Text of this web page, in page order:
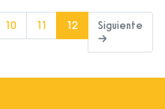
10 11 12 (current)
Siguiente
→